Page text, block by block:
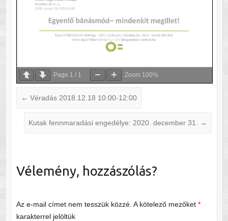
Page 1 / 1 Zoom 100%
← Véradás 2018.12.18 10:00-12:00
Kutak fennmaradási engedélye: 2020. december 31. →
Vélemény, hozzászólás?
Az e-mail címet nem tesszük közzé. A kötelező mezőket *
karakterrel jelöltük